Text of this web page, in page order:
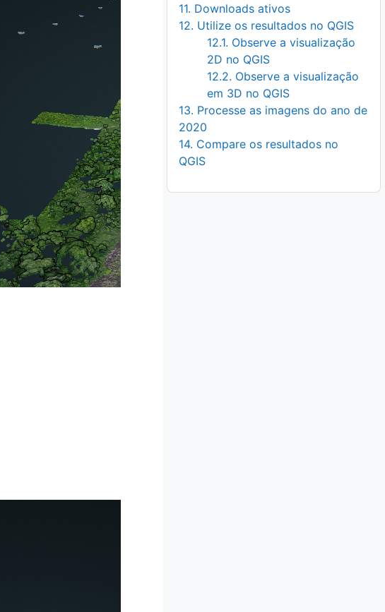
11. Downloads ativos
12. Utilize os resultados no QGIS
12.1. Observe a visualização
2D no QGIS
12.2. Observe a visualização
em 3D no QGIS
13. Processe as imagens do ano de
2020
14. Compare os resultados no
QGIS